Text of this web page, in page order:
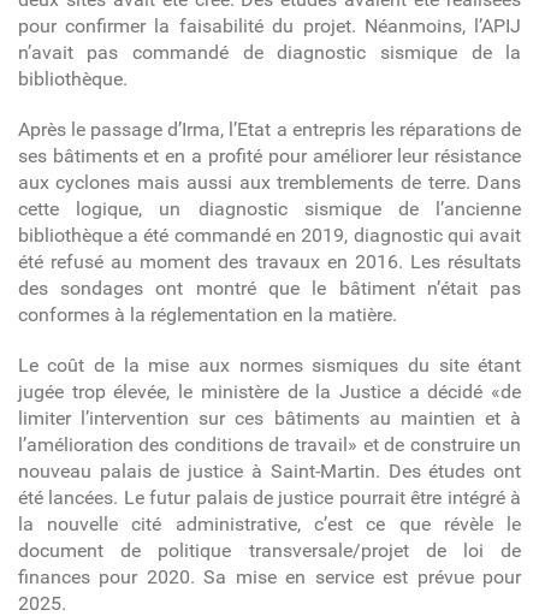
pour confirmer la faisabilité du projet. Néanmoins, l’APIJ
n’avait pas commandé de diagnostic sismique de la
bibliothèque.
Après le passage d’Irma, l’Etat a entrepris les réparations de
ses bâtiments et en a profité pour améliorer leur résistance
aux cyclones mais aussi aux tremblements de terre. Dans
cette logique, un diagnostic sismique de l’ancienne
bibliothèque a été commandé en 2019, diagnostic qui avait
été refusé au moment des travaux en 2016. Les résultats
des sondages ont montré que le bâtiment n’était pas
conformes à la réglementation en la matière.
Le coût de la mise aux normes sismiques du site étant
jugée trop élevée, le ministère de la Justice a décidé «de
limiter l’intervention sur ces bâtiments au maintien et à
l’amélioration des conditions de travail» et de construire un
nouveau palais de justice à Saint-Martin. Des études ont
été lancées. Le futur palais de justice pourrait être intégré à
la nouvelle cité administrative, c’est ce que révèle le
document de politique transversale/projet de loi de
finances pour 2020. Sa mise en service est prévue pour
2025.